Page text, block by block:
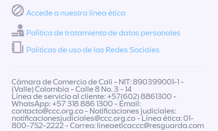
Accede a nuestra línea ética
Política de tratamiento de datos personales
Políticas de uso de las Redes Sociales
Cámara de Comercio de Cali - NIT: 890399001-1 -
(Valle) Colombia - Calle 8 No. 3 - 14
Línea de servicio al cliente: +57(602) 8861300 -
WhatsApp: +57 318 886 1300 - Email:
contacto@ccc.org.co- Notificaciones judiciales:
notificacionesjudiciales@ccc.org.co- Línea ética: 01-
800-752-2222 - Correo: lineaeticaccc@resguarda.com